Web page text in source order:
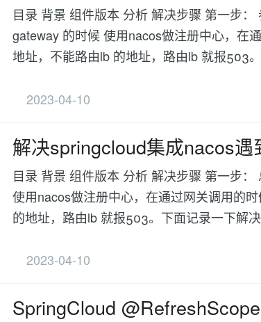
目录 背景 组件版本 分析 解决步骤 第一步
gateway 的时候 使用nacos做注册中心，在
地址，不能路由lb 的地址，路由lb 就报503
2023-04-10
解决springcloud集成nacos遇
目录 背景 组件版本 分析 解决步骤 第一步
使用nacos做注册中心，在通过网关调用的
的地址，路由lb 就报503。下面记录一下解
2023-04-10
SpringCloud